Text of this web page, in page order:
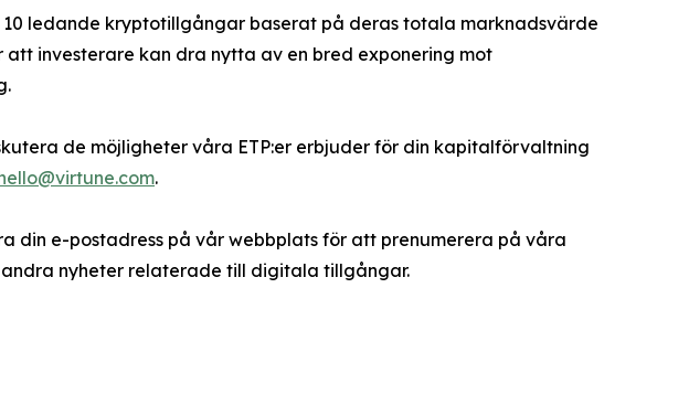
ledande kryptotillgångar baserat på deras totala marknadsvärde
investerare kan dra nytta av en bred exponering mot
de möjligheter våra ETP:er erbjuder för din kapitalförvaltning
.
din e-postadress på vår webbplats för att prenumerera på våra
andra nyheter relaterade till digitala tillgångar.